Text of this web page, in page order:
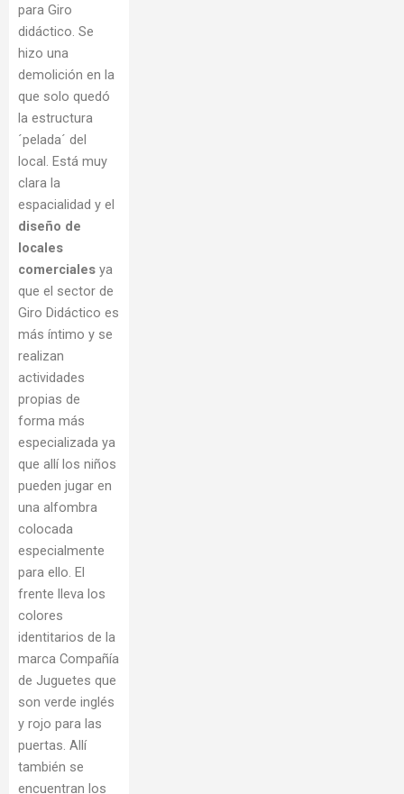
para Giro
didáctico. Se
hizo una
demolición en la
que solo quedó
la estructura
´pelada´ del
local. Está muy
clara la
espacialidad y el
diseño de
locales
comerciales ya
que el sector de
Giro Didáctico es
más íntimo y se
realizan
actividades
propias de
forma más
especializada ya
que allí los niños
pueden jugar en
una alfombra
colocada
especialmente
para ello. El
frente lleva los
colores
identitarios de la
marca Compañía
de Juguetes que
son verde inglés
y rojo para las
puertas. Allí
también se
encuentran los